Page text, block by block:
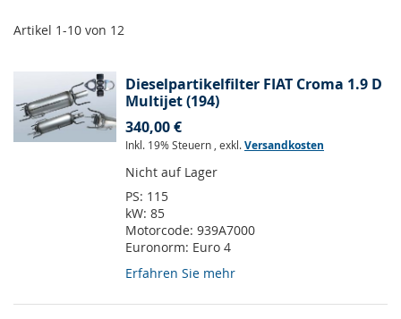
Artikel 1-10 von 12
Dieselpartikelfilter FIAT Croma 1.9 D
Multijet (194)
340,00 €
Inkl. 19% Steuern , exkl.Versandkosten
Nicht auf Lager
PS: 115
kW: 85
Motorcode: 939A7000
Euronorm: Euro 4
Erfahren Sie mehr